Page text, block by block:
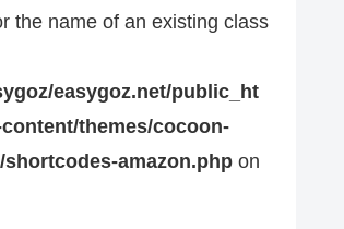
the name of an existing class
easygoz.net/public_ht
themes/cocoon-
shortcodes-amazon.php on